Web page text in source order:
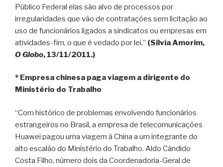
Público Federal elas são alvo de processos por
irregularidades que vão de contratações sem licitação ao
uso de funcionários ligados a sindicatos ou empresas em
atividades-fim, o que é vedado por lei.” (Silvia Amorim,
O Globo, 13/11/2011.)
* Empresa chinesa paga viagem a dirigente do
Ministério do Trabalho
“Com histórico de problemas envolvendo funcionários
estrangeiros no Brasil, a empresa de telecomunicações
Huawei pagou uma viagem à China a um integrante do
alto escalão do Ministério do Trabalho. Aldo Cândido
Costa Filho, número dois da Coordenadoria-Geral de